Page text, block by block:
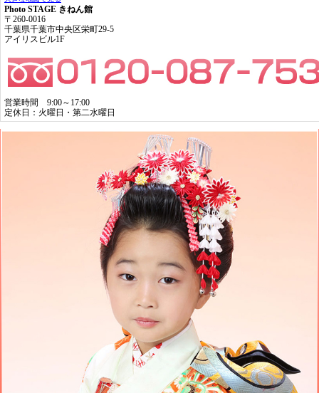
Photo STAGE きねん館
〒260-0016
千葉県千葉市中央区栄町29-5
アイリスビル1F
営業時間 9:00～17:00
定休日：火曜日・第二水曜日